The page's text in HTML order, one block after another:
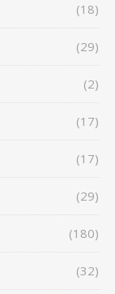
(18)
(29)
(2)
(17)
(17)
(29)
(180)
(32)